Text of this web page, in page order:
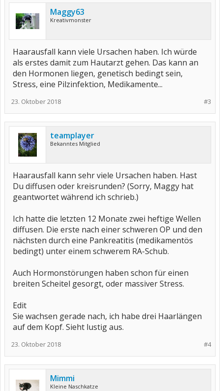
Maggy63
Kreativmonster
Haarausfall kann viele Ursachen haben. Ich würde
als erstes damit zum Hautarzt gehen. Das kann an
den Hormonen liegen, genetisch bedingt sein,
Stress, eine Pilzinfektion, Medikamente...
#3
23. Oktober 2018
teamplayer
Bekanntes Mitglied
Haarausfall kann sehr viele Ursachen haben. Hast
Du diffusen oder kreisrunden? (Sorry, Maggy hat
geantwortet während ich schrieb.)
Ich hatte die letzten 12 Monate zwei heftige Wellen
diffusen. Die erste nach einer schweren OP und den
nächsten durch eine Pankreatitis (medikamentös
bedingt) unter einem schwerem RA-Schub.
Auch Hormonstörungen haben schon für einen
breiten Scheitel gesorgt, oder massiver Stress.
Edit
Sie wachsen gerade nach, ich habe drei Haarlängen
auf dem Kopf. Sieht lustig aus.
#4
23. Oktober 2018
Mimmi
Kleine Naschkatze